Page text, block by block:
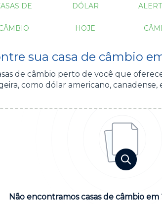
DE DÓLAR
HOJE
sua casa de câmbio
de câmbio perto de você que
como dólar americano,
Não encontramos casas de câmbio em